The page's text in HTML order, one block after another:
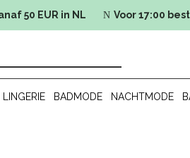
50 EUR in NL N Voor 17:00
LINGERIE BADMODE NACHTMODE